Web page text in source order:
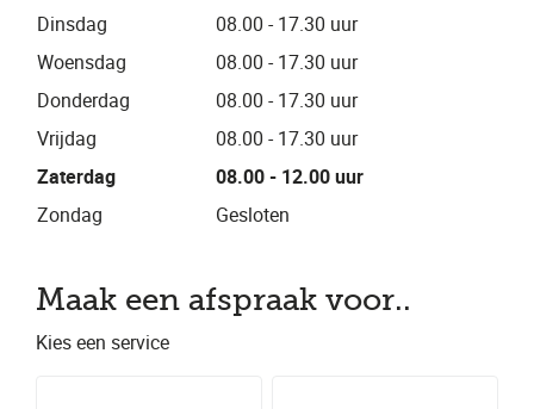
Maak een afspraak voor..
Kies een service
Dinsdag
08.00 - 17.30 uur
Woensdag
08.00 - 17.30 uur
Donderdag
08.00 - 17.30 uur
Vrijdag
08.00 - 17.30 uur
Zaterdag
08.00 - 12.00 uur
Zondag
Gesloten